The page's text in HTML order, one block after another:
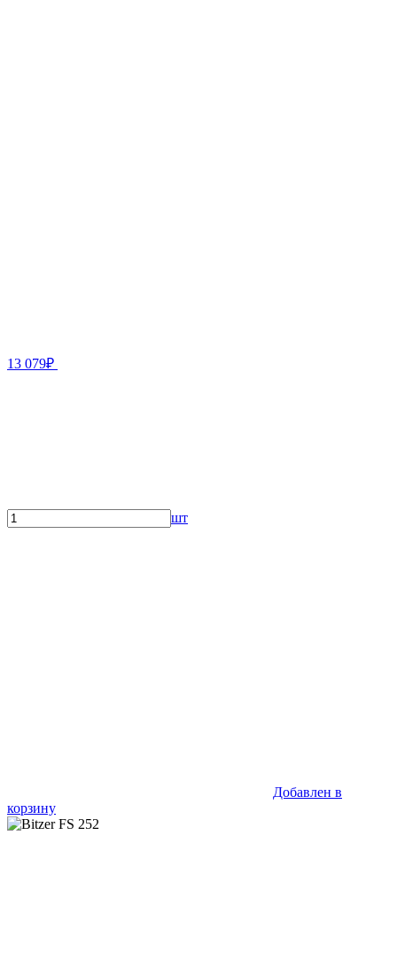
13 079₽
шт
Добавлен в
корзину